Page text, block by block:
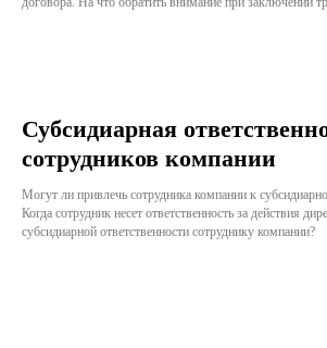
Субсидиарная
сотрудников компании
Могут ли привлечь сотрудника компании к
Когда сотрудник несет ответственность за действия
субсидиарной ответственности сотруднику компании?